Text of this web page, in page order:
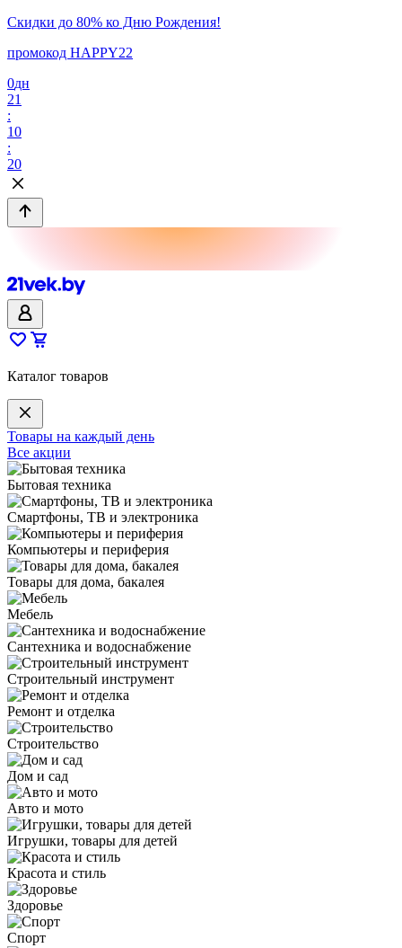
Скидки до 80% ко Дню Рождения!
промокод HAPPY22
0дн
21
:
10
:
20
Каталог товаров
Товары на каждый день
Все акции
Бытовая техника
Смартфоны, ТВ и электроника
Компьютеры и периферия
Товары для дома, бакалея
Мебель
Сантехника и водоснабжение
Строительный инструмент
Ремонт и отделка
Строительство
Дом и сад
Авто и мото
Игрушки, товары для детей
Красота и стиль
Здоровье
Спорт